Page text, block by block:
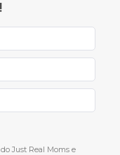
Just Real Moms e